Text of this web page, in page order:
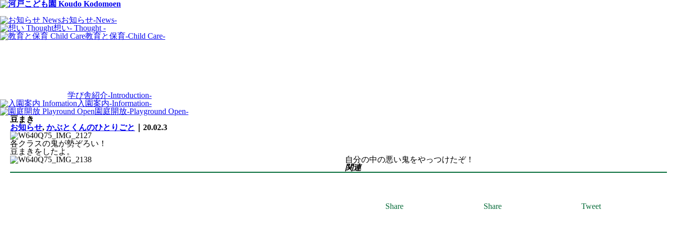
お知らせ-News-
想い- Thought -
教育と保育-Child Care-
学び舎紹介-Introduction-
入園案内-Information-
園庭開放-Playground Open-
豆まき
お知らせ, かぶとくんのひとりごと
｜20.02.3
各クラスの鬼が勢ぞろい！
豆まきをしたよ。
自分の中の悪い鬼をやっつけたぞ！
関連
Share Share Tweet